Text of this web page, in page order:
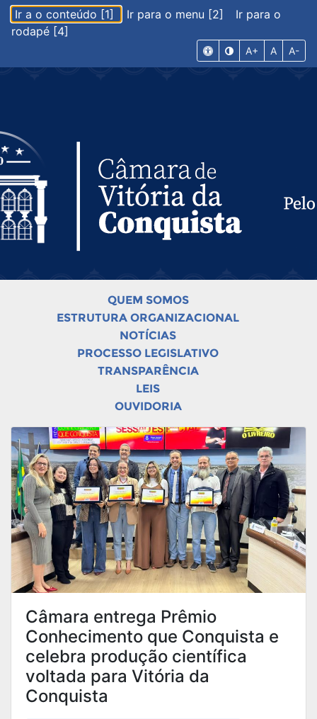
Ir a o conteúdo [1] Ir para o menu [2]
Ir para o
rodapé [4]
A+ A A-
QUEM SOMOS
ESTRUTURA ORGANIZACIONAL
NOTÍCIAS
PROCESSO LEGISLATIVO
TRANSPARÊNCIA
LEIS
OUVIDORIA
Câmara entrega Prêmio
Conhecimento que Conquista e
celebra produção científica
voltada para Vitória da
Conquista